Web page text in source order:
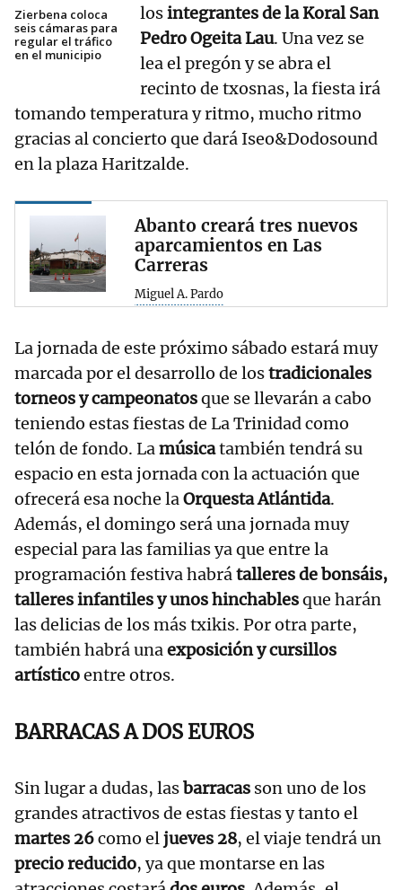
Zierbena coloca
seis cámaras para
regular el tráfico
en el municipio
losintegrantes de la Koral San
Pedro Ogeita Lau. Una vez se
lea el pregón y se abra el
recinto de txosnas, la fiesta irá
tomando temperatura y ritmo, mucho ritmo
gracias al concierto que dará Iseo&Dodosound
en la plaza Haritzalde.
Abanto creará tres nuevos
aparcamientos en Las
Carreras
Miguel A. Pardo
La jornada de este próximo sábado estará muy
marcada por el desarrollo de lostradicionales
torneos y campeonatosque se llevarán a cabo
teniendo estas fiestas de La Trinidad como
telón de fondo. Lamúsicatambién tendrá su
espacio en esta jornada con la actuación que
ofrecerá esa noche laOrquesta Atlántida.
Además, el domingo será una jornada muy
especial para las familias ya que entre la
programación festiva habrátalleres de bonsáis,
talleres infantiles y unos hinchablesque harán
las delicias de los más txikis. Por otra parte,
también habrá unaexposición y cursillos
artísticoentre otros.
BARRACAS A DOS EUROS
Sin lugar a dudas, lasbarracas son uno de los
grandes atractivos de estas fiestas y tanto el
martes 26como eljueves 28, el viaje tendrá un
precio reducido, ya que montarse en las